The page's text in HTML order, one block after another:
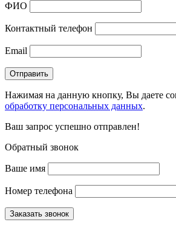
ФИО
Контактный телефон
Email
Нажимая на данную кнопку, Вы даете
обработку персональных данных.
Ваш запрос успешно отправлен!
Обратный звонок
Ваше имя
Номер телефона